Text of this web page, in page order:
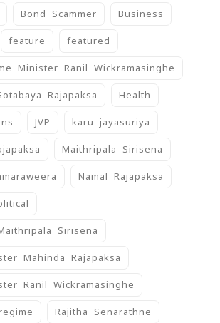
Bond Scammer Business
feature featured
Minister Ranil Wickramasinghe
Rajapaksa Health
JVP karu jayasuriya
Maithripala Sirisena
Namal Rajapaksa
Sirisena
Mahinda Rajapaksa
Ranil Wickramasinghe
Rajitha Senarathne